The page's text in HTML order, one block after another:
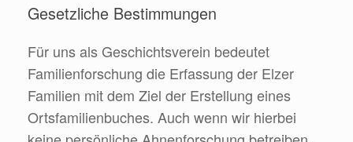
Gesetzliche Bestimmungen
Für uns als Geschichtsverein bedeutet
Familienforschung die Erfassung der Elzer
Familien mit dem Ziel der Erstellung eines
Ortsfamilienbuches. Auch wenn wir hierbei